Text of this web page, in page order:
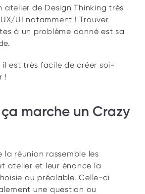
atelier de Design Thinking très
UI notamment ! Trouver
à un problème donné est sa
il est très facile de créer soi-
!
marche un Crazy
la réunion rassemble les
atelier et leur énonce la
au préalable. Celle-ci
une question ou